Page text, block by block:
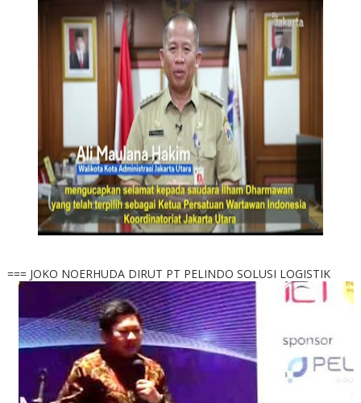
=== JOKO NOERHUDA DIRUT PT PELINDO SOLUSI LOGISTIK